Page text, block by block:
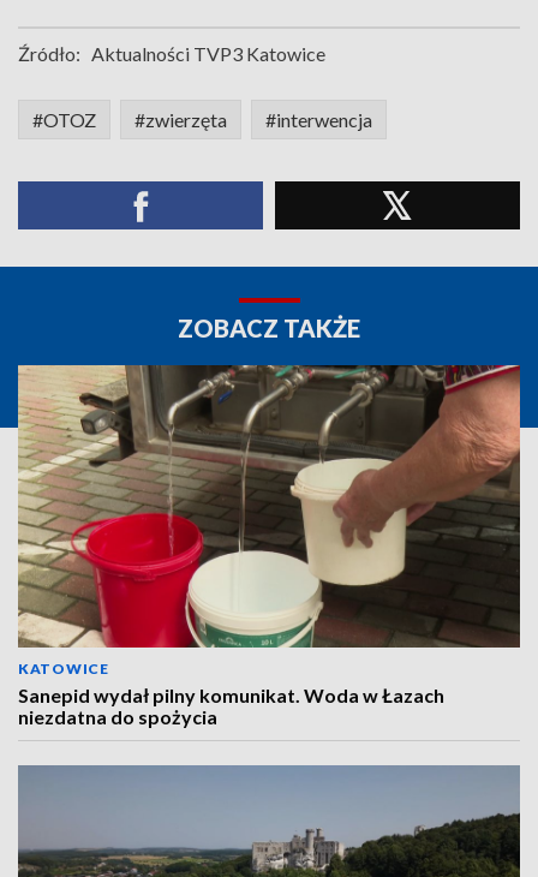
Źródło: Aktualności TVP3 Katowice
#OTOZ #zwierzęta #interwencja
ZOBACZ TAKŻE
KATOWICE
Sanepid wydał pilny komunikat. Woda w Łazach
niezdatna do spożycia